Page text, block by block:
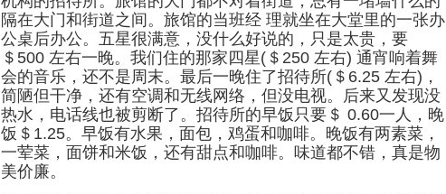
隔在大门和街道之间。旅馆的当班经 理就坐在大堂里的一张办
公桌后办公。五星很满意，没什么好说的，只是太贵，要
＄500 左右一晚。我们住的那家四星(＄250 左右) 通宵响着舞
会的音乐，还不是周末。最后一晚住了招待所(＄6.25 左右)，
简陋但干净，还有空调和无线网络，但没电视。后来又发现没
热水，电话线也被剪断了。招待所的早饭只要＄ 0.60一人，晚
饭＄1.25。早饭有水果，面包，鸡蛋和咖啡。晚饭有两素菜，
一荤菜，面饼和米饭，还有甜点和咖啡。味道都不错，真是物
美价廉。